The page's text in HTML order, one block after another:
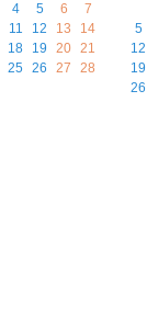
4 5 6
7
11 12 13
14
18 19 20 21
25 26 27
28
5
12
19
26